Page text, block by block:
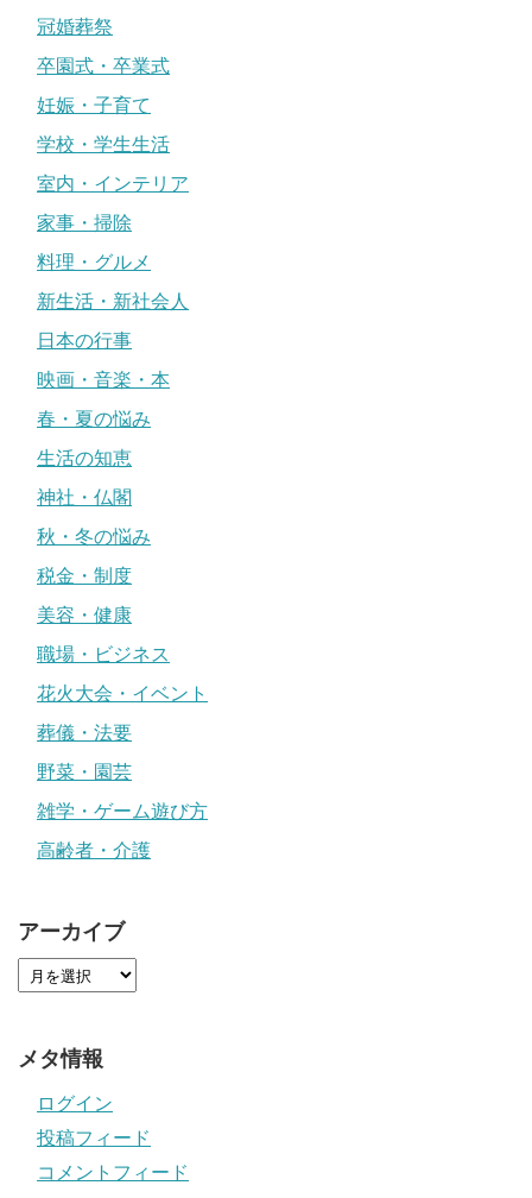
冠婚葬祭
卒園式・卒業式
妊娠・子育て
学校・学生生活
室内・インテリア
家事・掃除
料理・グルメ
新生活・新社会人
日本の行事
映画・音楽・本
春・夏の悩み
生活の知恵
神社・仏閣
秋・冬の悩み
税金・制度
美容・健康
職場・ビジネス
花火大会・イベント
葬儀・法要
野菜・園芸
雑学・ゲーム遊び方
高齢者・介護
アーカイブ
メタ情報
ログイン
投稿フィード
コメントフィード